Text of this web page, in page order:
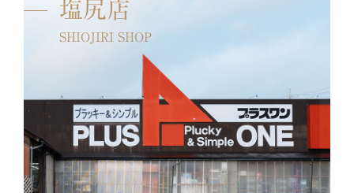
塩尻店
SHIOJIRI SHOP